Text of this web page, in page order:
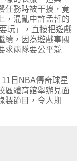
任務時被干擾，竟
，混亂中許孟哲的
玩」，直接把遊戲
續，因為遊戲事關
求兩隊要公平競
日NBA傳奇球星
區體育館舉辦見面
製節目，令人期